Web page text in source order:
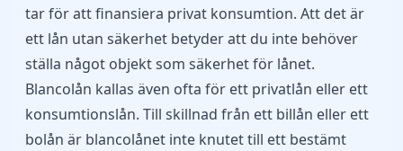
tar för att finansiera privat konsumtion. Att det är
ett lån utan säkerhet betyder att du inte behöver
ställa något objekt som säkerhet för lånet.
Blancolån kallas även ofta för ett privatlån eller ett
konsumtionslån. Till skillnad från ett billån eller ett
bolån är blancolånet inte knutet till ett bestämt